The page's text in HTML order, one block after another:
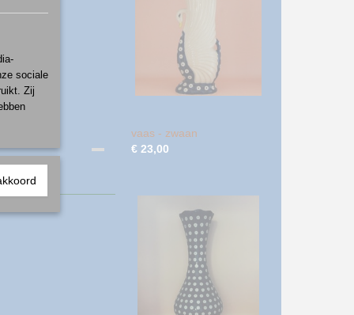
vaas - zwaan
€ 23,00
sociale
Zij